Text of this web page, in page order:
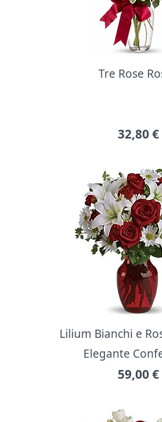
Tre Rose
32,80 €
Lilium Bianchi e
Elegante
59,00 €